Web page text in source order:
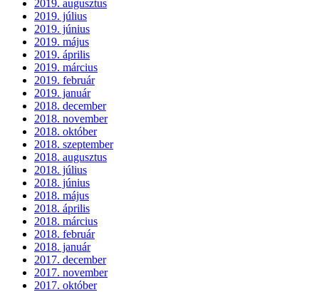
2019. augusztus
2019. július
2019. június
2019. május
2019. április
2019. március
2019. február
2019. január
2018. december
2018. november
2018. október
2018. szeptember
2018. augusztus
2018. július
2018. június
2018. május
2018. április
2018. március
2018. február
2018. január
2017. december
2017. november
2017. október